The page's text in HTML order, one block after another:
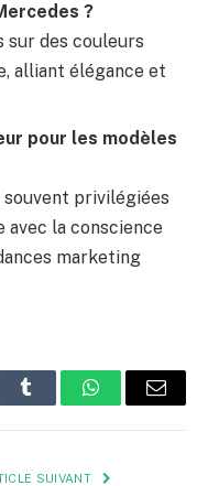
?
sur des couleurs
alliant élégance et
pour les modèles
privilégiées
avec la conscience
marketing
Tumblr WhatsApp
E-
SUIVANT